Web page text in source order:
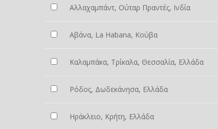
Αλλαχαμπάντ, Ούταρ Πραντές, Ινδία
Αβάνα, La Habana, Κούβα
Καλαμπάκα, Τρίκαλα, Θεσσαλία, Ελλάδα
Ρόδος, Δωδεκάνησα, Ελλάδα
Ηράκλειο, Κρήτη, Ελλάδα